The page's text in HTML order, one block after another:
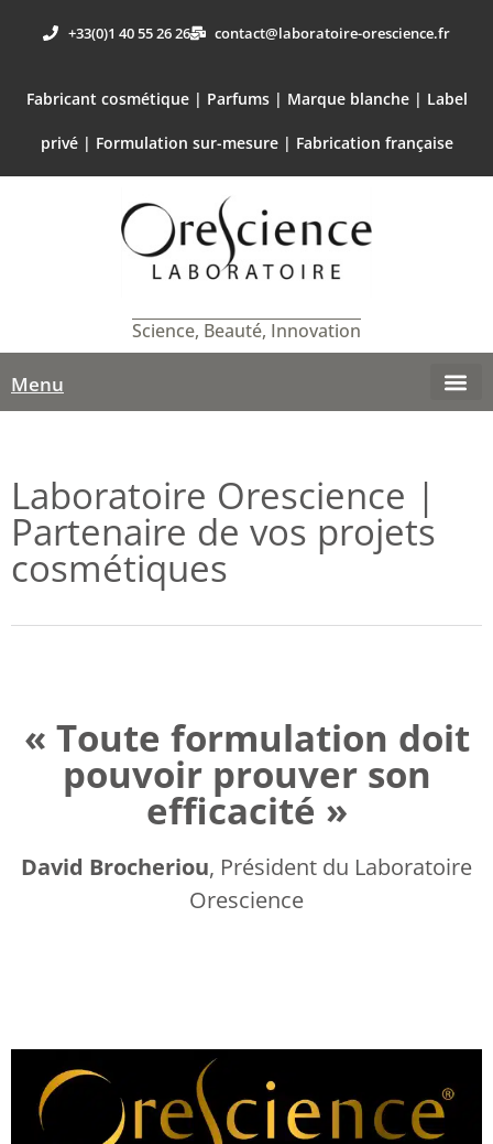
+33(0)1 40 55 26 26 contact@laboratoire-orescience.fr
Fabricant cosmétique | Parfums | Marque blanche | Label
privé | Formulation sur-mesure | Fabrication française
Science, Beauté, Innovation
Menu
Laboratoire Orescience |
Partenaire de vos projets
cosmétiques
« Toute formulation doit
pouvoir prouver son
efficacité »
David Brocheriou, Président du Laboratoire
Orescience